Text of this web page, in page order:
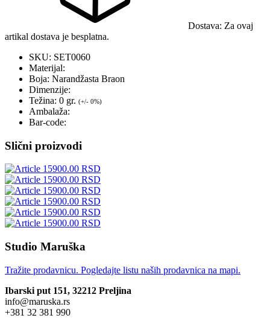
Dostava: Za ovaj
artikal dostava je besplatna.
SKU: SET0060
Materijal:
Boja: Narandžasta Braon
Dimenzije:
Težina: 0 gr. (+/- 0%)
Ambalaža:
Bar-code:
Slični proizvodi
15900.00 RSD
15900.00 RSD
15900.00 RSD
15900.00 RSD
15900.00 RSD
15900.00 RSD
Studio Maruška
Tražite prodavnicu. Pogledajte listu naših prodavnica na mapi.
Ibarski put 151, 32212 Preljina
info@maruska.rs
+381 32 381 990